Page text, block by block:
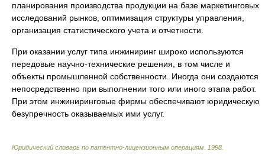
планирования производства продукции на базе маркетинговых
исследований рынков, оптимизация структуры управления,
организация статистического учета и отчетности.
При оказании услуг типа инжиниринг широко используются
передовые научно-технические решения, в том числе и
объекты промышленной собственности. Иногда они создаются
непосредственно при выполнении того или иного этапа работ.
При этом инжиниринговые фирмы обеспечивают юридическую
безупречность оказываемых ими услуг.
Юридический словарь по патентно-лицензионным операциям 1998